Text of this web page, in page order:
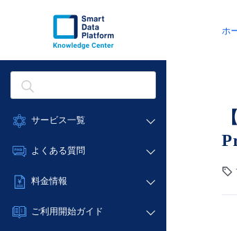
サービス一覧
データ利活用
ネットワーク
IoT
よくある質問
データ利活用
ネットワーク
料金情報
料金シミュレーター
ご利用開始ガイド
ホ